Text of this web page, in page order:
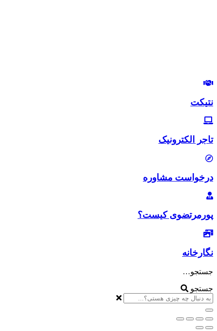
نتیکت
تاجر الکترونیک
درخواست مشاوره
پورمرتضوی کیست؟
نگارخانه
جستجو…
جستجو